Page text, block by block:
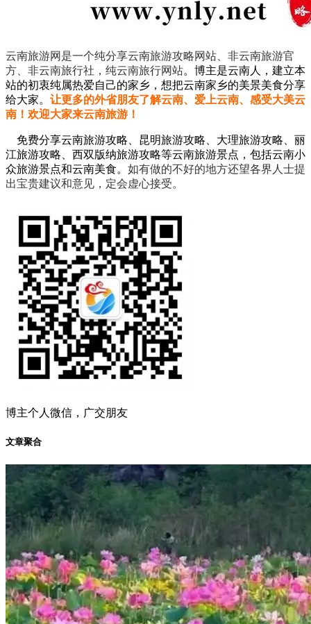
云南旅游网是一个纯分享云南旅游攻略网站、非云南旅游官
方、非云南旅行社，纯云南旅行网站。 博主是云南人，建立本
站的初衷纯属热爱自己的家乡，想把云南家乡的美景美食分享
给大家。 让更多的外省朋友了解云南、爱上云南、感受大美云
南！欢迎大家来云南旅游！
免费分享云南旅游攻略、昆明旅游攻略、大理旅游攻略、丽
江旅游攻略、西双版纳旅游攻略等云南旅游景点，包括云南小
众旅游景点和云南美食。 如有做的不好的地方还望各界人士提
出宝贵建议和意见，定会虚心接受。
博主个人微信，广交朋友
文章聚合